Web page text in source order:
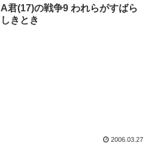
A君(17)の戦争9 われらがすばら
しきとき
2006.03.27